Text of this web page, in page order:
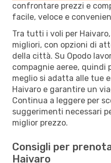
confrontare prezzi e
facile, veloce e
Tra tutti i voli per
migliori, con opzioni di
della città. Su Opodo
compagnie aeree, quindi
meglio si adatta alle tue
Haivaro e garantire un
Continua a leggere per
suggerimenti necessari
miglior prezzo.
Consigli per
Haivaro